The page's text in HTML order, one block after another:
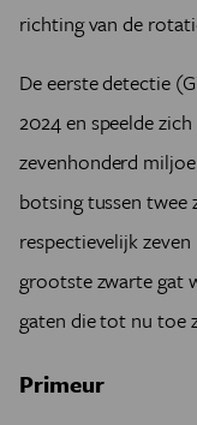
richting van de
De eerste detectie
2024 en speelde
zevenhonderd
botsing tussen twee
respectievelijk
grootste zwarte gat
gaten die tot nu toe
Primeur